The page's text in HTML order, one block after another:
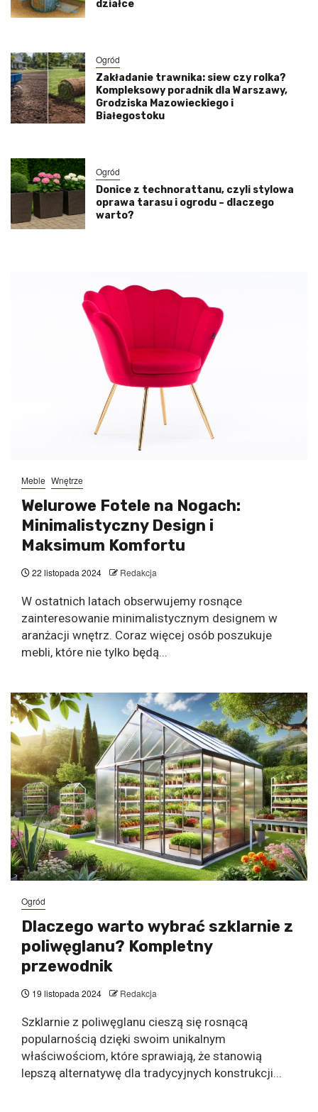
działce
Ogród
Zakładanie trawnika: siew czy rolka?
Kompleksowy poradnik dla Warszawy,
Grodziska Mazowieckiego i
Białegostoku
Ogród
Donice z technorattanu, czyli stylowa
oprawa tarasu i ogrodu – dlaczego
warto?
Meble Wnętrze
Welurowe Fotele na Nogach:
Minimalistyczny Design i
Maksimum Komfortu
22 listopada 2024 Redakcja
W ostatnich latach obserwujemy rosnące
zainteresowanie minimalistycznym designem w
aranżacji wnętrz. Coraz więcej osób poszukuje
mebli, które nie tylko będą...
Ogród
Dlaczego warto wybrać szklarnie z
poliwęglanu? Kompletny
przewodnik
19 listopada 2024 Redakcja
Szklarnie z poliwęglanu cieszą się rosnącą
popularnością dzięki swoim unikalnym
właściwościom, które sprawiają, że stanowią
lepszą alternatywę dla tradycyjnych konstrukcji...